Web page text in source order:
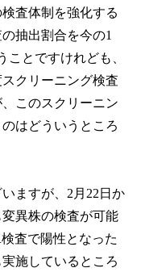
査体制を強化する
抽出割合を今の1
ことですけれども、
クリーニング検査
このスクリーニン
はどういうところ
ますが、2月22日か
異株の検査が可能
査で陽性となった
施しているところ